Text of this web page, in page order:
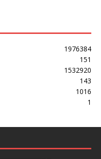
1976384
151
1532920
143
1016
1